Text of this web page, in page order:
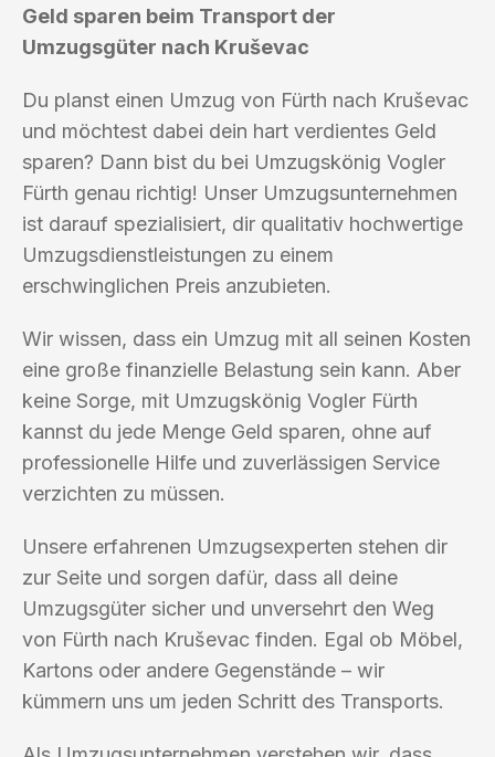
Geld sparen beim Transport der
Umzugsgüter nach Kruševac
Du planst einen Umzug von Fürth nach Kruševac
und möchtest dabei dein hart verdientes Geld
sparen? Dann bist du bei Umzugskönig Vogler
Fürth genau richtig! Unser Umzugsunternehmen
ist darauf spezialisiert, dir qualitativ hochwertige
Umzugsdienstleistungen zu einem
erschwinglichen Preis anzubieten.
Wir wissen, dass ein Umzug mit all seinen Kosten
eine große finanzielle Belastung sein kann. Aber
keine Sorge, mit Umzugskönig Vogler Fürth
kannst du jede Menge Geld sparen, ohne auf
professionelle Hilfe und zuverlässigen Service
verzichten zu müssen.
Unsere erfahrenen Umzugsexperten stehen dir
zur Seite und sorgen dafür, dass all deine
Umzugsgüter sicher und unversehrt den Weg
von Fürth nach Kruševac finden. Egal ob Möbel,
Kartons oder andere Gegenstände – wir
kümmern uns um jeden Schritt des Transports.